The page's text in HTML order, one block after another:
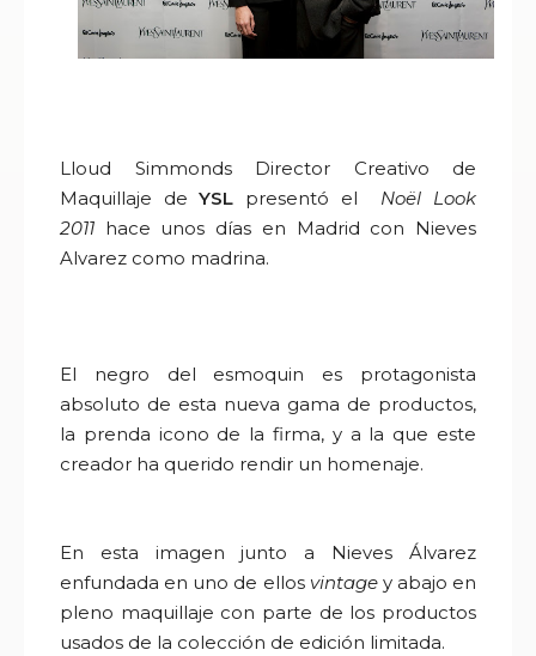
Lloud Simmonds Director Creativo de
Maquillaje deYSL presentó el Noël Look
2011 hace unos días en Madrid con Nieves
Alvarez como madrina.
El negro del esmoquin es protagonista
absoluto de esta nueva gama de productos,
la prenda icono de la firma, y a la que este
creador ha querido rendir un homenaje.
En esta imagen junto a Nieves Álvarez
enfundada en uno de ellos vintagey abajo en
pleno maquillaje con parte de los productos
usados de la colección de edición limitada.